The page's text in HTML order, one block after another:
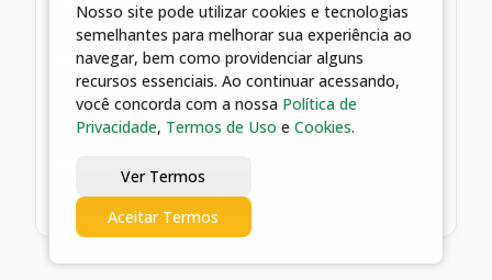
08/05/2026 14:30 | CRONOGRAMA FÍSICO-
FINANCEIRO
Baixar
Baixar
Nosso site pode utilizar cookies e tecnologias
semelhantes para melhorar sua experiência ao
navegar, bem como providenciar alguns
recursos essenciais. Ao continuar acessando,
você concorda com a nossa Política de
Privacidade, Termos de Uso e Cookies.
Ver Termos
Aceitar Termos